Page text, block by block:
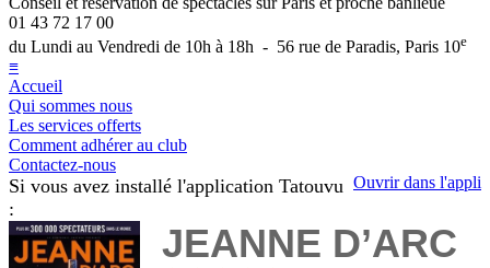
01 43 72 17 00
du Lundi au Vendredi de 10h à 18h - 56 rue de Paradis, Paris 10e
≡
Accueil
Qui sommes nous
Les services offerts
Comment adhérer au club
Contactez-nous
Ouvrir dans l'appli
Si vous avez installé l'application Tatouvu
:
JEANNE D’ARC